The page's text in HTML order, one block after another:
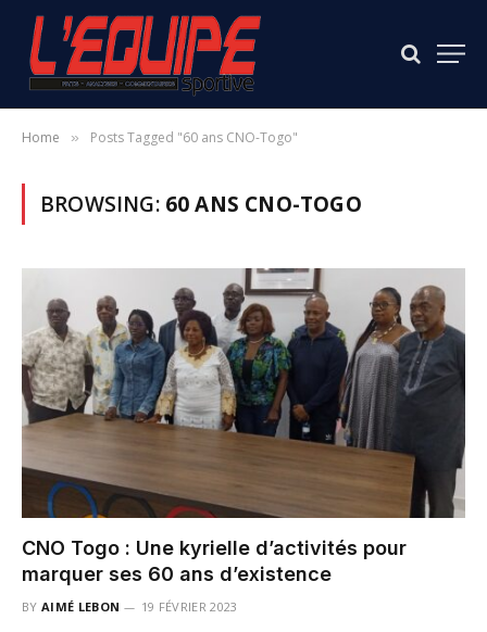
Home » Posts Tagged "60 ans CNO-Togo"
BROWSING: 60 ANS CNO-TOGO
CNO Togo : Une kyrielle d’activités pour
marquer ses 60 ans d’existence
BY AIMÉ LEBON 19 FÉVRIER 2023